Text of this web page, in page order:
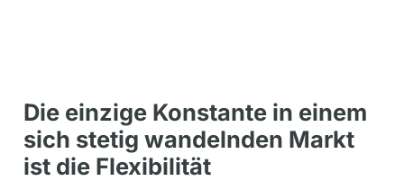
Die einzige Konstante in einem
sich stetig wandelnden Markt
ist die Flexibilität